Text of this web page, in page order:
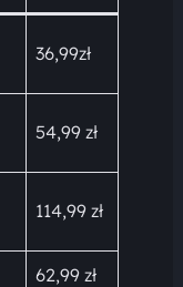
36,99zł
54,99 zł
114,99 zł
62,99 zł